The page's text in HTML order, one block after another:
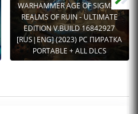
WARHAMMER AGE OF SIGMAR:
REALMS OF RUIN - ULTIMATE
EDITION V.BUILD 16842927
[RUS|ENG] (2023) PC ПИРАТКА
PORTABLE + ALL DLCS